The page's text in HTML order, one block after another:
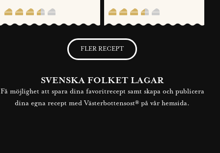
FLER RECEPT
SVENSKA FOLKET LAGAR
Få möjlighet att spara dina favoritrecept samt skapa och publicera
dina egna recept med Västerbottensost® på vår hemsida.